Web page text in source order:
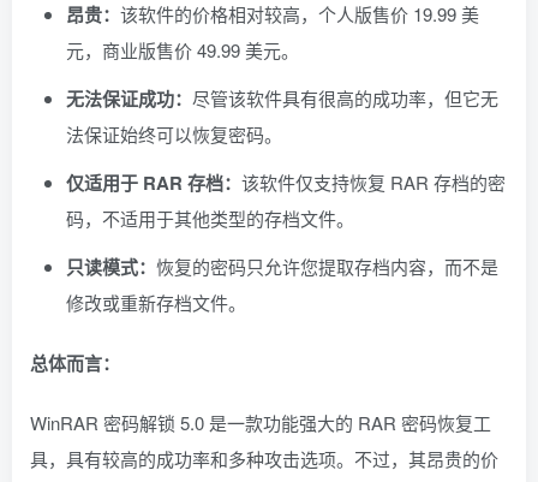
昂贵： 该软件的价格相对较高，个人版售价 19.99 美
元，商业版售价 49.99 美元。
无法保证成功： 尽管该软件具有很高的成功率，但它无
法保证始终可以恢复密码。
仅适用于 RAR 存档： 该软件仅支持恢复 RAR 存档的密
码，不适用于其他类型的存档文件。
只读模式： 恢复的密码只允许您提取存档内容，而不是
修改或重新存档文件。
总体而言：
WinRAR 密码解锁 5.0 是一款功能强大的 RAR 密码恢复工
具，具有较高的成功率和多种攻击选项。不过，其昂贵的价